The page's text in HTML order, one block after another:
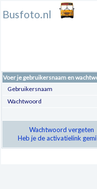
Busfoto.nl
Voer je gebruikersnaam en
Gebruikersnaam
Wachtwoord
Wachtwoord vergeten
Heb je de activatielink